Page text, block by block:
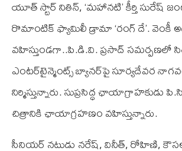
యూత్ స్టార్ నితిన్, ‘మహానటి’ కీర్తి సురేష్
రొమాంటిక్ ఫ్యామిలీ డ్రామా ‘రంగ్ దే’. వెంకీ
వహిస్తుండగా..పి.డి.వి. ప్రసాద్ సమర్పణలో
ఎంటర్‌టైన్మెంట్స్ బ్యానర్‌పై సూర్యదేవర
నిర్మిస్తున్నారు. సుప్రసిద్ధ ఛాయాగ్రాహకుడు
చిత్రానికి ఛాయాగ్రహణం వహిస్తున్నారు.
సీనియర్ నటుడు నరేష్, వినీత్, రోహిణి,